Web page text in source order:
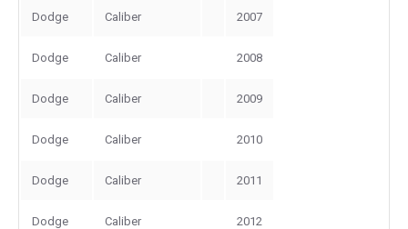
Dodge Caliber 2007
Dodge Caliber 2008
Dodge Caliber 2009
Dodge Caliber 2010
Dodge Caliber 2011
Dodge Caliber 2012